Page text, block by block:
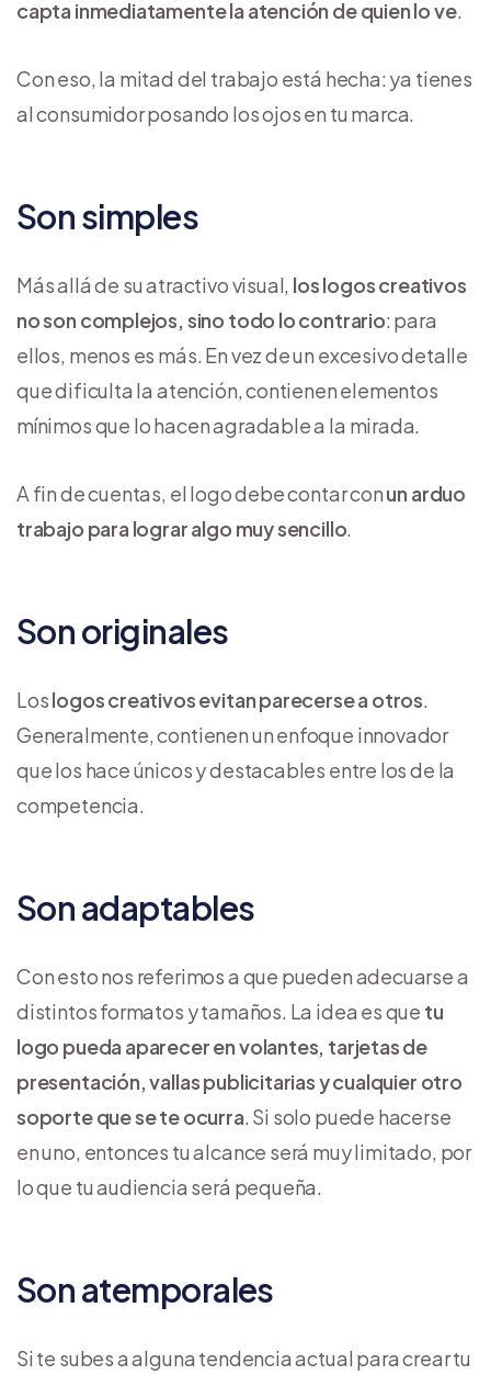
capta inmediatamente la atención de quien lo ve.
Con eso, la mitad del trabajo está hecha: ya tienes
al consumidor posando los ojos en tu marca.
Son simples
Más allá de su atractivo visual, los logos creativos
no son complejos, sino todo lo contrario: para
ellos, menos es más. En vez de un excesivo detalle
que dificulta la atención, contienen elementos
mínimos que lo hacen agradable a la mirada.
A fin de cuentas, el logo debe contar conun arduo
trabajo para lograr algo muy sencillo.
Son originales
Loslogos creativos evitan parecerse a otros.
Generalmente, contienen un enfoque innovador
que los hace únicos y destacables entre los de la
competencia.
Son adaptables
Con esto nos referimos a que pueden adecuarse a
distintos formatos y tamaños. La idea es que tu
logo pueda aparecer en volantes, tarjetas de
presentación, vallas publicitarias y cualquier otro
soporte que se te ocurra. Si solo puede hacerse
en uno, entonces tu alcance será muy limitado, por
lo que tu audiencia será pequeña.
Son atemporales
Si te subes a alguna tendencia actual para crear tu